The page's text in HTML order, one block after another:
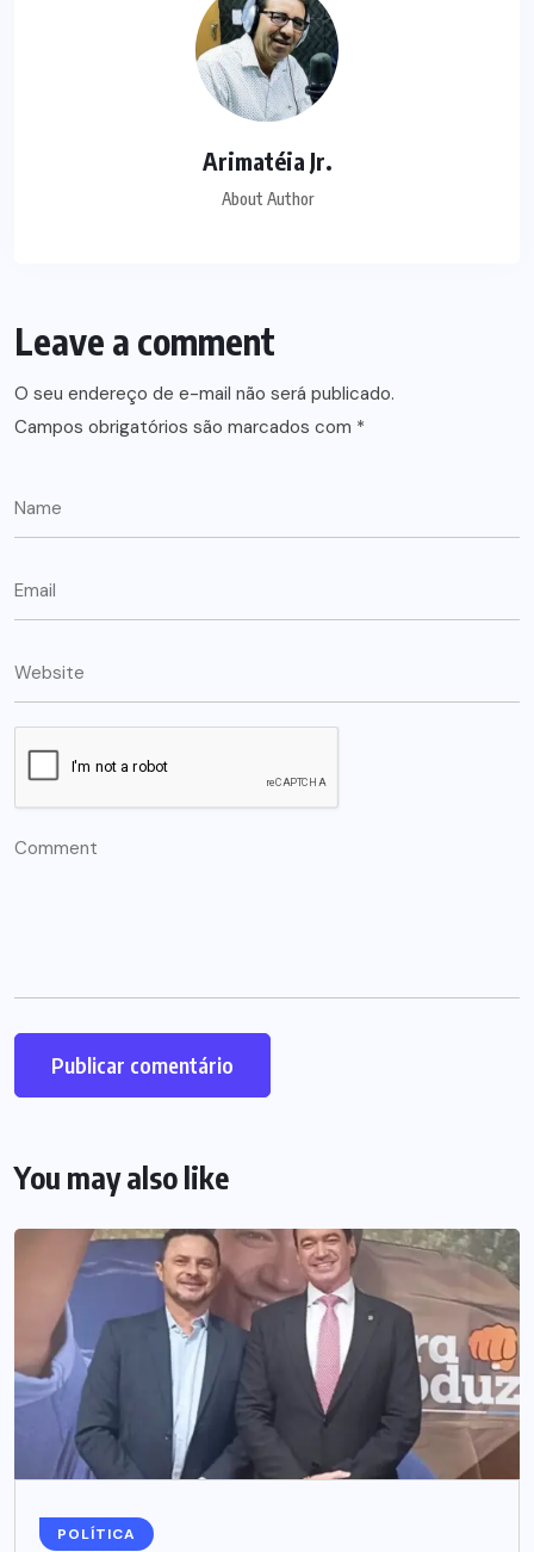
Arimatéia Jr.
About Author
Leave a comment
O seu endereço de e-mail não será publicado.
Campos obrigatórios são marcados com *
You may also like
POLÍTICA